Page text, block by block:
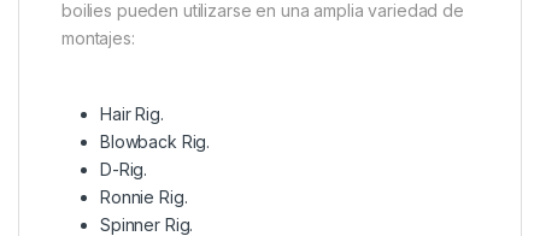
Búsqueda de grandes ejemplares.
intacto hasta el momento de la picada.
Compatibles con los montajes
más efectivos